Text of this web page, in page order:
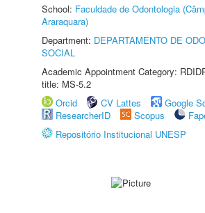
School: Faculdade de Odontologia
Araraquara)
Department: DEPARTAMENTO DE
SOCIAL
Academic Appointment Category:
title: MS-5.2
Orcid
CV Lattes
Google
ResearcherID
Scopus
Repositório Institucional UNESP